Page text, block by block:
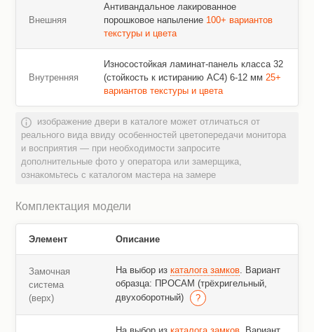
Внешняя
Антивандальное лакированное
порошковое напыление 100+ вариантов
текстуры и цвета
Внутренняя
Износостойкая ламинат-панель класса 32
(стойкость к истиранию AC4) 6-12 мм 25+
вариантов текстуры и цвета
изображение двери в каталоге может отличаться от
реального вида ввиду особенностей цветопередачи монитора
и восприятия — при необходимости запросите
дополнительные фото у оператора или замерщика,
ознакомьтесь с каталогом мастера на замере
Комплектация модели
Элемент Описание
Замочная
система
(верх)
На выбор из каталога замков. Вариант
образца: ПРОСАМ (трёхригельный,
двухоборотный)